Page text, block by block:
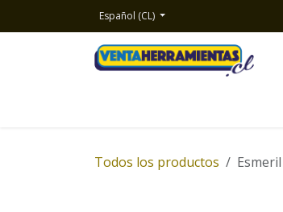
Español (CL)
Todos los productos